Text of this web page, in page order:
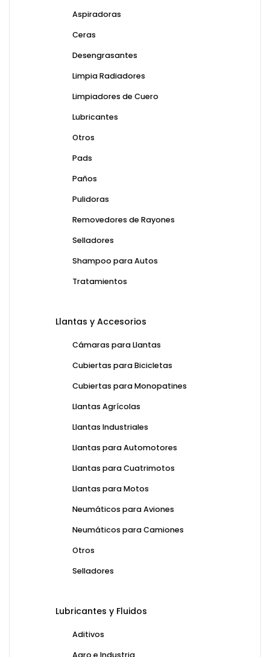
Aspiradoras
Ceras
Desengrasantes
Limpia Radiadores
Limpiadores de Cuero
Lubricantes
Otros
Pads
Paños
Pulidoras
Removedores de Rayones
Selladores
Shampoo para Autos
Tratamientos
Llantas y Accesorios
Cámaras para Llantas
Cubiertas para Bicicletas
Cubiertas para Monopatines
Llantas Agrícolas
Llantas Industriales
Llantas para Automotores
Llantas para Cuatrimotos
Llantas para Motos
Neumáticos para Aviones
Neumáticos para Camiones
Otros
Selladores
Lubricantes y Fluidos
Aditivos